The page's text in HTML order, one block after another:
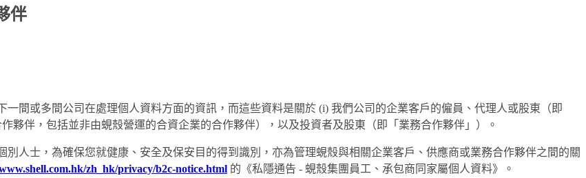
伴
間或多間公司在處理個人資料方面的資訊，而這些資料是關於 (i) 我們公司的企業客戶的僱員、代理人或股東（即
夥伴，包括並非由蜆殼營運的合資企業的合作夥伴），以及投資者及股東（即「業務合作夥伴」）。
人士，為確保您就健康、安全及保安目的得到識別，亦為管理蜆殼與相關企業客戶、供應商或業務合作夥伴之間的關
zh_hk/privacy/b2c-notice.html 的《私隱通告 - 蜆殼集團員工、承包商同家屬個人資料》。